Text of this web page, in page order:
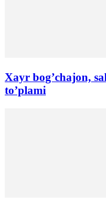
Xayr bog’chajon,
to’plami